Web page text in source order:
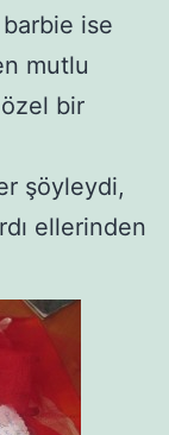
ise
mutlu
bir
şöyleydi,
ellerinden